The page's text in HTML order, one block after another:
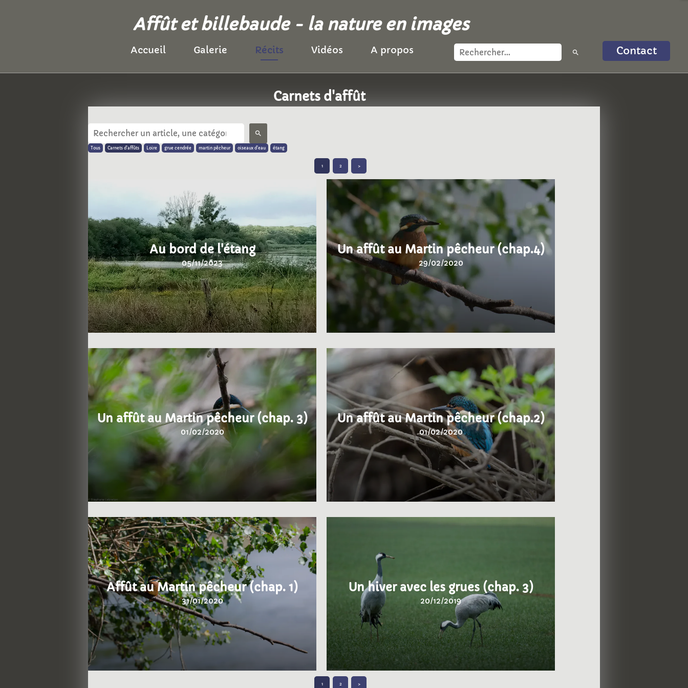
Accueil Galerie Récits Vidéos A propos
Affût et billebaude - la nature en images
Contact
search
Carnets d'affût
search
Tous Carnets d'affûts Loire grue cendrée martin pêcheur oiseaux d'eau étang
1 2 >
Au bord de l'étang
05/11/2023
Un affût au Martin pêcheur (chap.4)
29/02/2020
Un affût au Martin pêcheur (chap. 3)
01/02/2020
Un affût au Martin pêcheur (chap.2)
01/02/2020
Affût au Martin pêcheur (chap. 1)
31/01/2020
Un hiver avec les grues (chap. 3)
20/12/2019
1 2 >